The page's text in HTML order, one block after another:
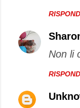
Non li